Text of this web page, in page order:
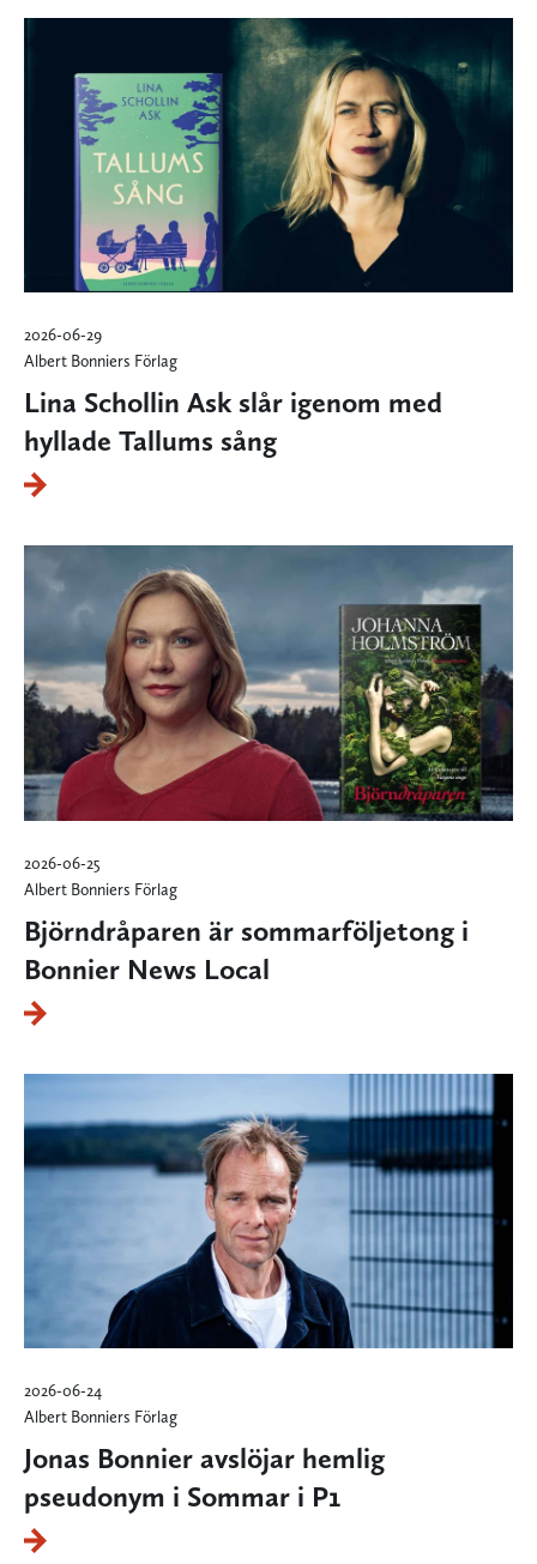
2026-06-29
Albert Bonniers Förlag
Lina Schollin Ask slår igenom med
hyllade Tallums sång
2026-06-25
Albert Bonniers Förlag
Björndråparen är sommarföljetong i
Bonnier News Local
2026-06-24
Albert Bonniers Förlag
Jonas Bonnier avslöjar hemlig
pseudonym i Sommar i P1